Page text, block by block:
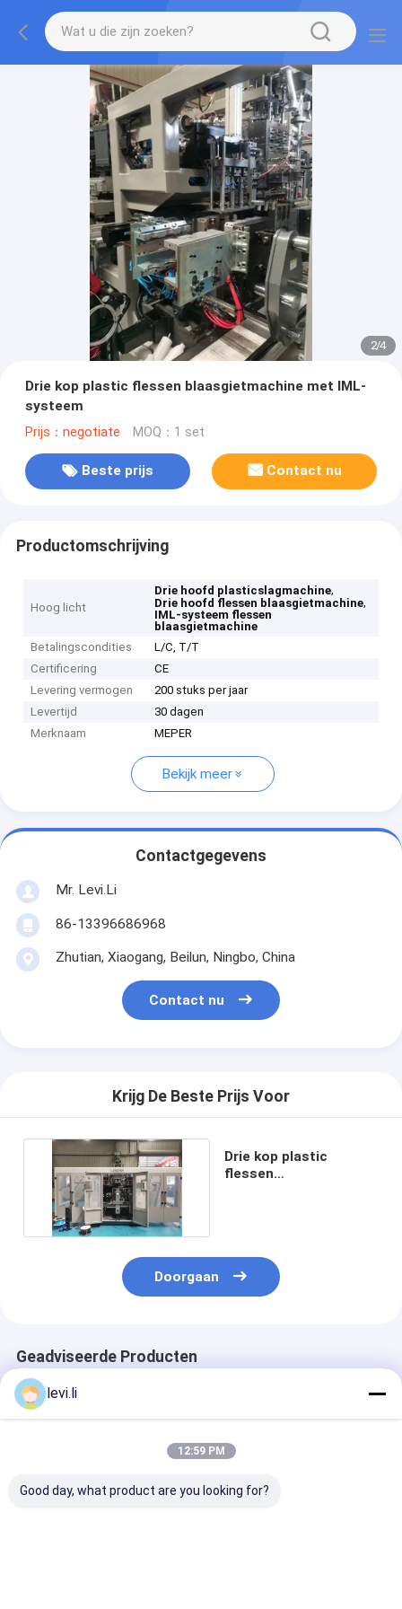
2/4
Drie kop plastic flessen blaasgietmachine met IML-
systeem
Prijs：negotiate MOQ：1 set
Beste prijs Contact nu
Productomschrijving
Hoog licht
Drie hoofd plasticslagmachine,
Drie hoofd flessen blaasgietmachine,
IML-systeem flessen
blaasgietmachine
Betalingscondities
L/C, T/T
Certificering
CE
Levering vermogen
200 stuks per jaar
Levertijd
30 dagen
Merknaam
MEPER
Bekijk meer
Contactgegevens
Mr. Levi.Li
86-13396686968
Zhutian, Xiaogang, Beilun, Ningbo, China
Contact nu
Krijg De Beste Prijs Voor
Drie kop plastic
flessen
Doorgaan
Geadviseerde Producten
levi.li
12:59 PM
Good day, what product are you looking for?